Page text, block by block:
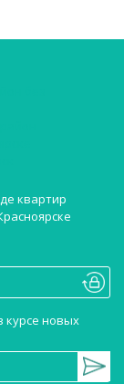
квартир
курсе новых